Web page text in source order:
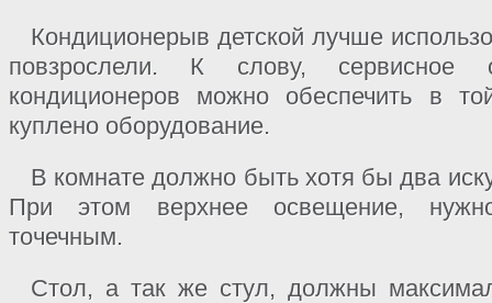
Кондиционерыв детской лучше
повзрослели. К слову, сервисное
кондиционеров можно обеспечить в
куплено оборудование.
В комнате должно быть хотя бы два
При этом верхнее освещение,
точечным.
Стол, а так же стул, должны